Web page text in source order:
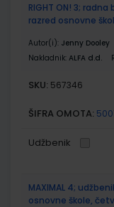
RIGHT ON! 3;
razred osnovne
Autor(i): Jenny Dooley
Nakladnik: ALFA d.d.
SKU: 567346
ŠIFRA OMOTA:
Udžbenik
MAXIMAL 4;
osnovne škole,